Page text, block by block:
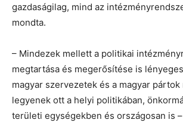
gazdaságilag, mind az
mondta.
– Mindezek mellett a politikai
megtartása és megerősítése is
magyar szervezetek és a magyar
legyenek ott a helyi politikában,
területi egységekben és országosan is